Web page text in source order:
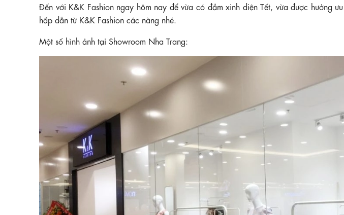
Đến với K&K Fashion ngay hôm nay để vừa có đầm xinh diện Tết, vừa được hưởng
hấp dẫn từ K&K Fashion các nàng nhé.
Một số hình ảnh tại Showroom Nha Trang: